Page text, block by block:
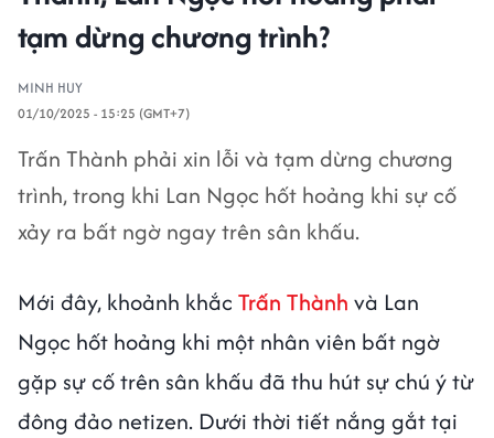
tạm dừng chương trình?
MINH HUY
01/10/2025 - 15:25 (GMT+7)
Trấn Thành phải xin lỗi và tạm dừng chương
trình, trong khi Lan Ngọc hốt hoảng khi sự cố
xảy ra bất ngờ ngay trên sân khấu.
Mới đây, khoảnh khắc Trấn Thành và Lan
Ngọc hốt hoảng khi một nhân viên bất ngờ
gặp sự cố trên sân khấu đã thu hút sự chú ý từ
đông đảo netizen. Dưới thời tiết nắng gắt tại